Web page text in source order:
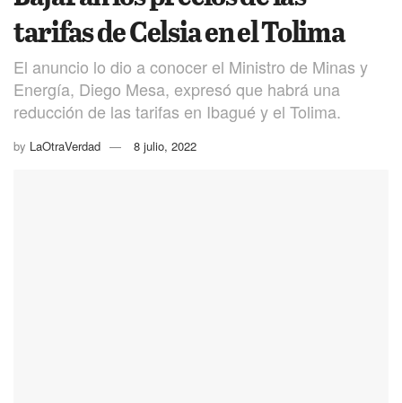
tarifas de Celsia en el Tolima
El anuncio lo dio a conocer el Ministro de Minas y
Energía, Diego Mesa, expresó que habrá una
reducción de las tarifas en Ibagué y el Tolima.
by LaOtraVerdad 8 julio, 2022